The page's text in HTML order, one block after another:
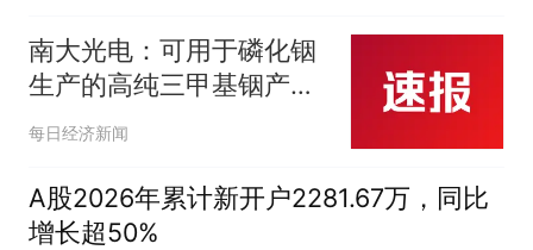
南大光电：可用于磷化铟
生产的高纯三甲基铟产能
目前约为2吨/年
每日经济新闻
A股2026年累计新开户2281.67万，同比
增长超50%